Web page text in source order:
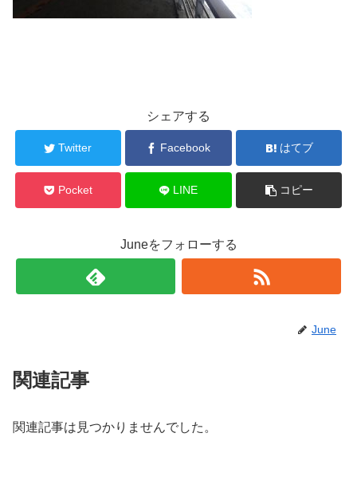
シェアする
Twitter Facebook はてブ
Pocket LINE コピー
Juneをフォローする
June
関連記事
関連記事は見つかりませんでした。